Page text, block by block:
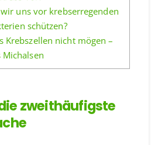
uns vor krebserregenden
schützen?
Krebszellen nicht mögen –
Michalsen
zweithäufigste